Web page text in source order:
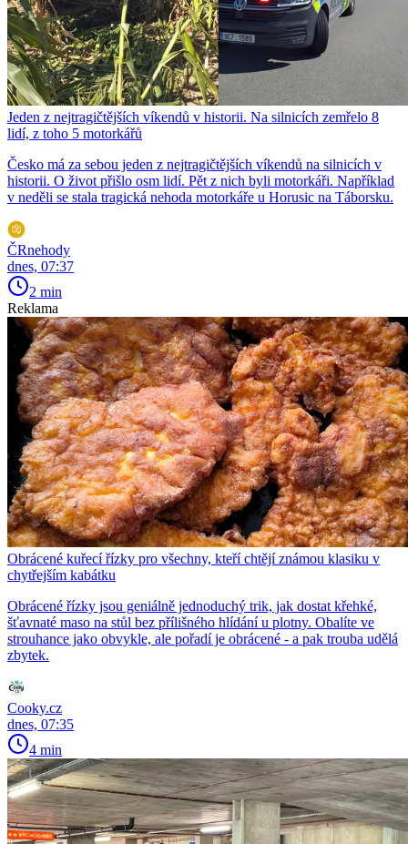
Jeden z nejtragičtějších víkendů v historii. Na silnicích zemřelo 8
lidí, z toho 5 motorkářů
Česko má za sebou jeden z nejtragičtějších víkendů na silnicích v
historii. O život přišlo osm lidí. Pět z nich byli motorkáři. Například
v neděli se stala tragická nehoda motorkáře u Horusic na Táborsku.
ČRnehody
dnes, 07:37
2 min
Reklama
Obrácené kuřecí řízky pro všechny, kteří chtějí známou klasiku v
chytřejším kabátku
Obrácené řízky jsou geniálně jednoduchý trik, jak dostat křehké,
šťavnaté maso na stůl bez přílišného hlídání u plotny. Obalíte ve
strouhance jako obvykle, ale pořadí je obrácené - a pak trouba udělá
zbytek.
Cooky.cz
dnes, 07:35
4 min